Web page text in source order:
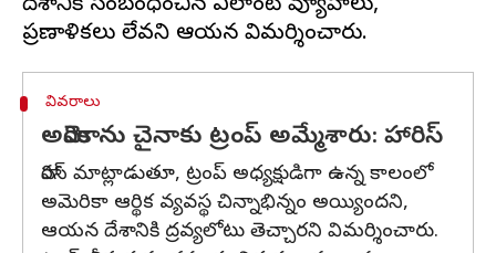
దేశానికి సంబంధించిన ఎలాంటి వ్యూహాలు,
వివరాలు
అమెరికాను చైనాకు ట్రంప్‌ అమ్మేశారు: హారిస్‌
హారిస్‌ మాట్లాడుతూ, ట్రంప్‌ అధ్యక్షుడిగా ఉన్న కాలంలో
అమెరికా ఆర్థిక వ్యవస్థ చిన్నాభిన్నం అయ్యిందని,
ఆయన దేశానికి ద్రవ్యలోటు తెచ్చారని విమర్శించారు.